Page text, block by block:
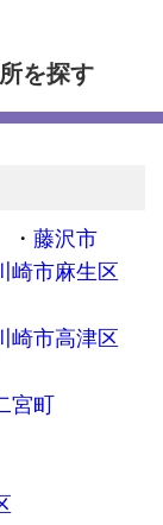
を探す
藤沢市
崎市麻生区
崎市高津区
宮町